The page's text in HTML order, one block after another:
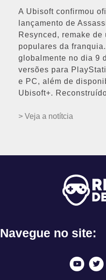
A Ubisoft confirmou
lançamento de
Resynced, remake
populares da
globalmente no dia 9
versões para
e PC, além de
Ubisoft+.
> Veja a notítcia
Navegue no site: